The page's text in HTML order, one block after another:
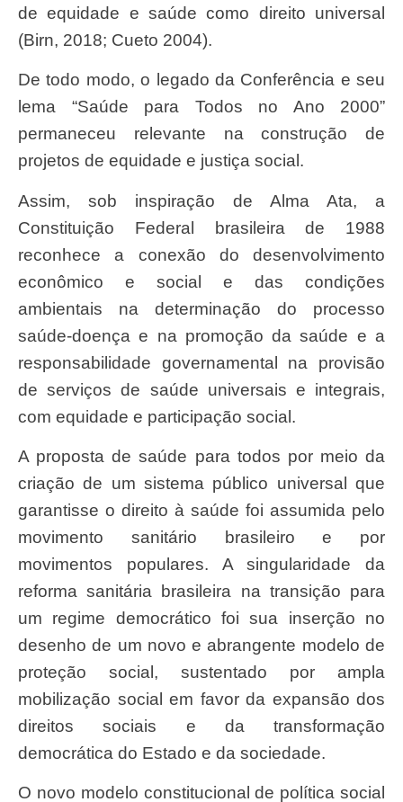
de equidade e saúde como direito universal
(Birn, 2018; Cueto 2004).
De todo modo, o legado da Conferência e seu
lema “Saúde para Todos no Ano 2000”
permaneceu relevante na construção de
projetos de equidade e justiça social.
Assim, sob inspiração de Alma Ata, a
Constituição Federal brasileira de 1988
reconhece a conexão do desenvolvimento
econômico e social e das condições
ambientais na determinação do processo
saúde-doença e na promoção da saúde e a
responsabilidade governamental na provisão
de serviços de saúde universais e integrais,
com equidade e participação social.
A proposta de saúde para todos por meio da
criação de um sistema público universal que
garantisse o direito à saúde foi assumida pelo
movimento sanitário brasileiro e por
movimentos populares. A singularidade da
reforma sanitária brasileira na transição para
um regime democrático foi sua inserção no
desenho de um novo e abrangente modelo de
proteção social, sustentado por ampla
mobilização social em favor da expansão dos
direitos sociais e da transformação
democrática do Estado e da sociedade.
O novo modelo constitucional de política social